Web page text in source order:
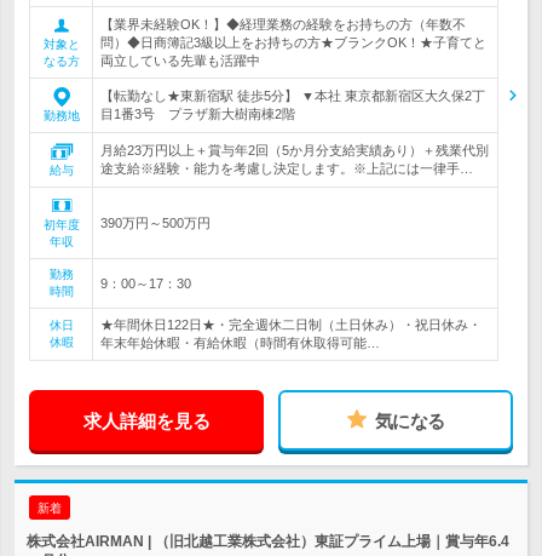
対象と
なる方
【業界未経験OK！】◆経理業務の経験をお持ちの方（年数不
問）◆日商簿記3級以上をお持ちの方★ブランクOK！★子育てと
両立している先輩も活躍中
勤務地
【転勤なし★東新宿駅 徒歩5分】 ▼本社 東京都新宿区大久保2丁
目1番3号 プラザ新大樹南棟2階
給与
月給23万円以上＋賞与年2回（5か月分支給実績あり）＋残業代別
途支給※経験・能力を考慮し決定します。※上記には一律手…
初年度
年収
390万円～500万円
勤務
時間
9：00～17：30
休日
休暇
★年間休日122日★・完全週休二日制（土日休み）・祝日休み・
年末年始休暇・有給休暇（時間有休取得可能…
求人詳細を見る 気になる
新着
株式会社AIRMAN | （旧北越工業株式会社）東証プライム上場｜賞与年6.4